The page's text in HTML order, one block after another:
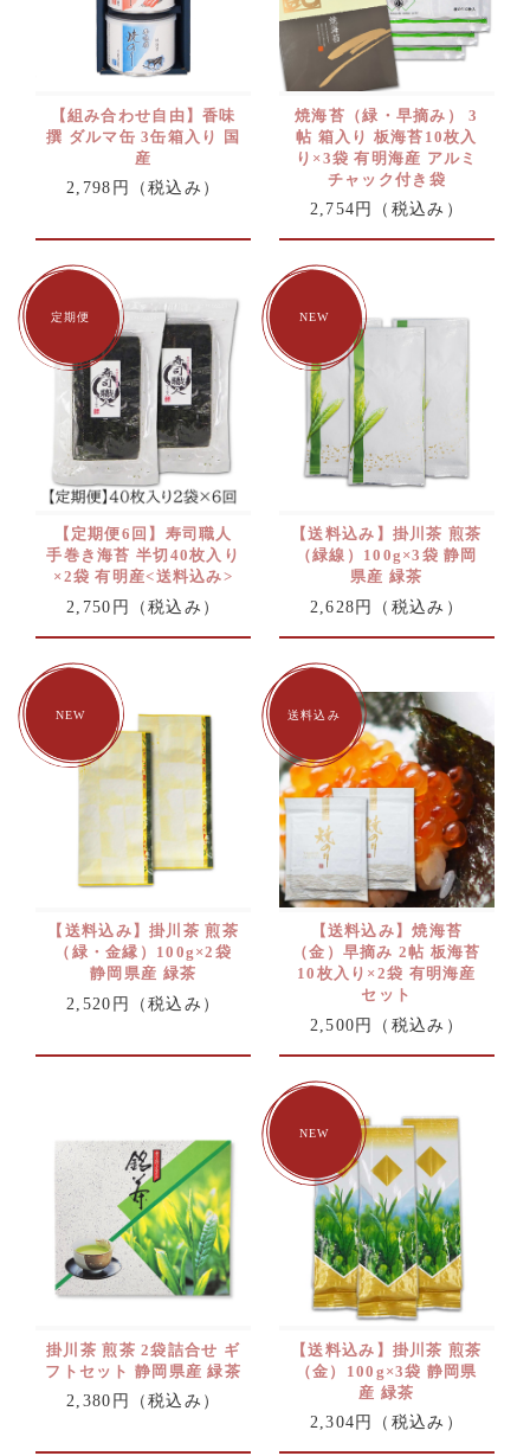
【組み合わせ自由】香味
撰 ダルマ缶 3缶箱入り 国
産
2,798円
（税込み）
焼海苔（緑・早摘み） 3
帖 箱入り 板海苔10枚入
り×3袋 有明海産 アルミ
チャック付き袋
2,754円
（税込み）
【定期便6回】寿司職人
手巻き海苔 半切40枚入り
×2袋 有明産<送料込み>
2,750円
（税込み）
【送料込み】掛川茶 煎茶
（緑線）100g×3袋 静岡
県産 緑茶
2,628円
（税込み）
【送料込み】掛川茶 煎茶
（緑・金縁）100g×2袋
静岡県産 緑茶
2,520円
（税込み）
【送料込み】焼海苔
（金）早摘み 2帖 板海苔
10枚入り×2袋 有明海産
セット
2,500円
（税込み）
掛川茶 煎茶 2袋詰合せ ギ
フトセット 静岡県産 緑茶
2,380円
（税込み）
【送料込み】掛川茶 煎茶
（金）100g×3袋 静岡県
産 緑茶
2,304円
（税込み）